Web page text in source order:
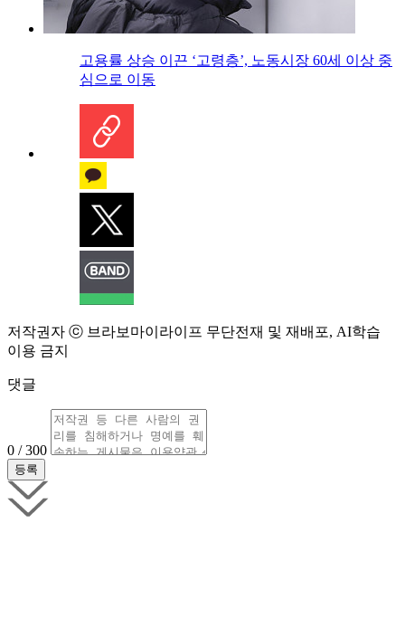
고용률 상승 이끈 ‘고령층’, 노동시장 60세 이상 중
심으로 이동
저작권자 ⓒ 브라보마이라이프 무단전재 및 재배포, AI학습
이용 금지
댓글
0 / 300